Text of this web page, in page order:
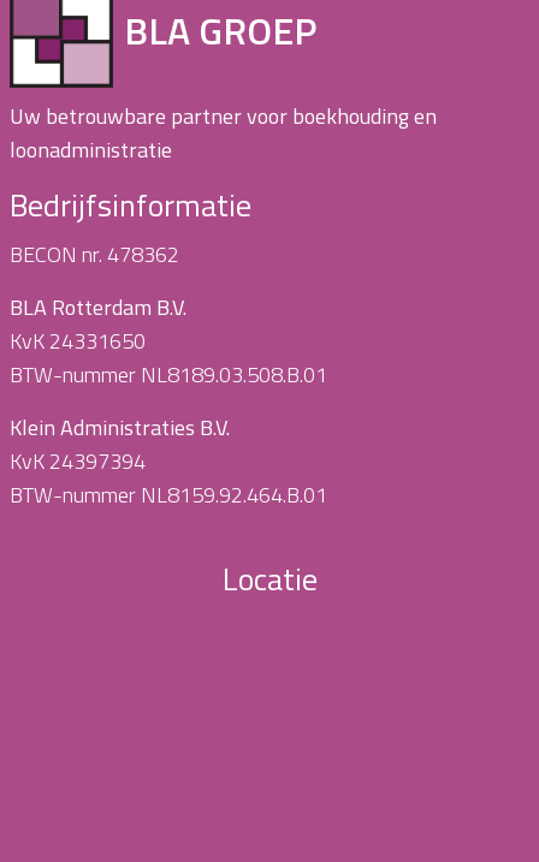
BLA GROEP
Uw betrouwbare partner voor boekhouding en
loonadministratie
Bedrijfsinformatie
BECON nr. 478362
BLA Rotterdam B.V.
KvK 24331650
BTW-nummer NL8189.03.508.B.01
Klein Administraties B.V.
KvK 24397394
BTW-nummer NL8159.92.464.B.01
Locatie